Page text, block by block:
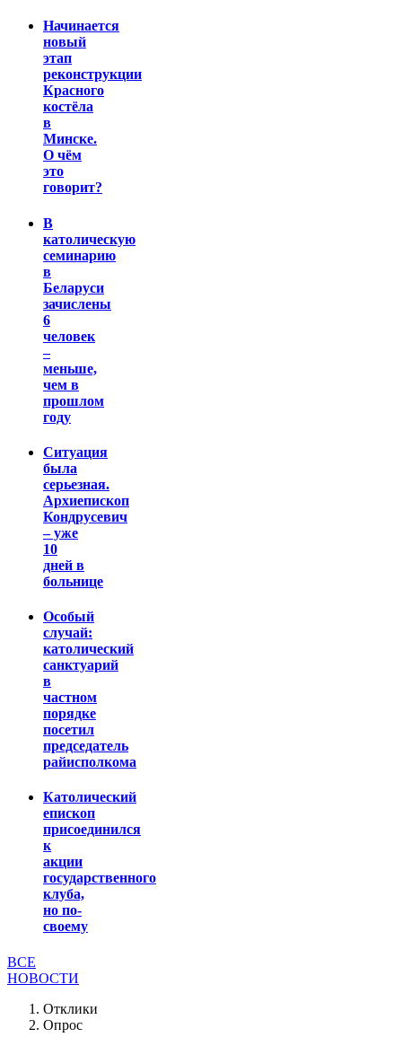
Начинается
новый
этап
реконструкции
Красного
костёла
в
Минске.
О чём
это
говорит?
В
католическую
семинарию
в
Беларуси
зачислены
6
человек
–
меньше,
чем в
прошлом
году
Ситуация
была
серьезная.
Архиепископ
Кондрусевич
– уже
10
дней в
больнице
Особый
случай:
католический
санктуарий
в
частном
порядке
посетил
председатель
райисполкома
Католический
епископ
присоединился
к
акции
государственного
клуба,
но по-
своему
ВСЕ
НОВОСТИ
Отклики
Опрос